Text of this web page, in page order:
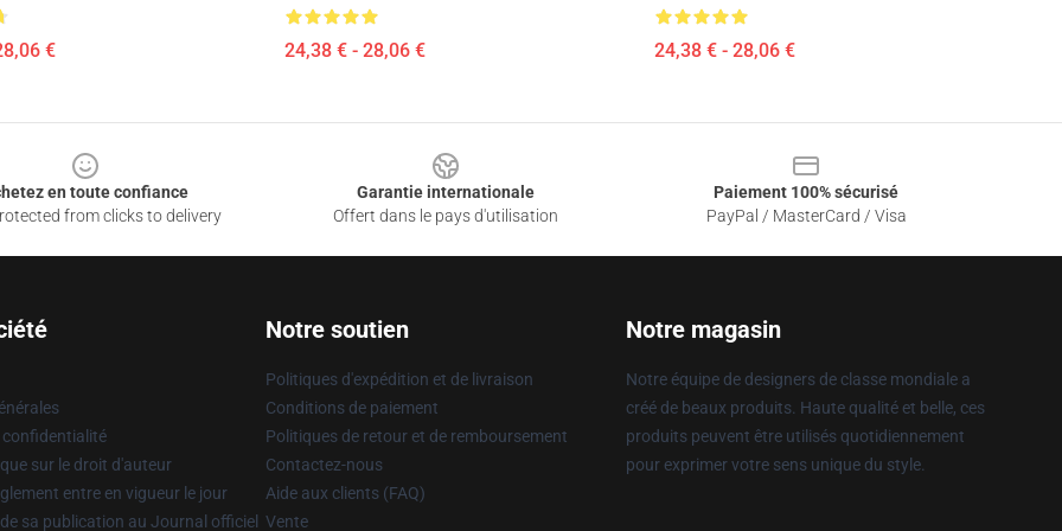
€ 24,38 € - 28,06 € 24,38 € - 28,06 €
en toute confiance
from clicks to delivery
Garantie internationale
Offert dans le pays d'utilisation
Paiement 100% sécurisé
PayPal / MasterCard / Visa
confidentialité
sur le droit d'auteur
entre en vigueur le jour
sa publication au Journal officiel
Notre soutien
Politiques d'expédition et de livraison
Conditions de paiement
Politiques de retour et de remboursement
Contactez-nous
Aide aux clients (FAQ)
Vente
Notre magasin
Notre équipe de designers de classe mondiale a
créé de beaux produits. Haute qualité et belle, ces
produits peuvent être utilisés quotidiennement
pour exprimer votre sens unique du style.